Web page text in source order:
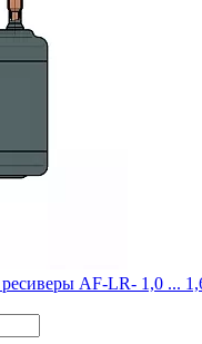
AF-LR- 1,0 ...